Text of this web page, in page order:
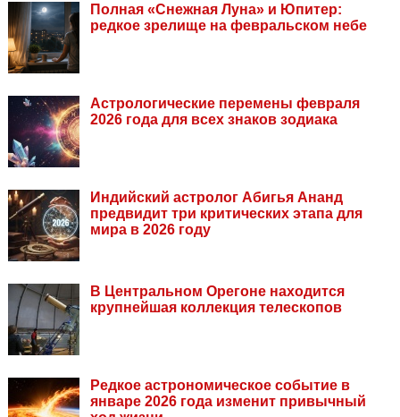
Полная «Снежная Луна» и Юпитер:
редкое зрелище на февральском небе
Астрологические перемены февраля
2026 года для всех знаков зодиака
Индийский астролог Абигья Ананд
предвидит три критических этапа для
мира в 2026 году
В Центральном Орегоне находится
крупнейшая коллекция телескопов
Редкое астрономическое событие в
январе 2026 года изменит привычный